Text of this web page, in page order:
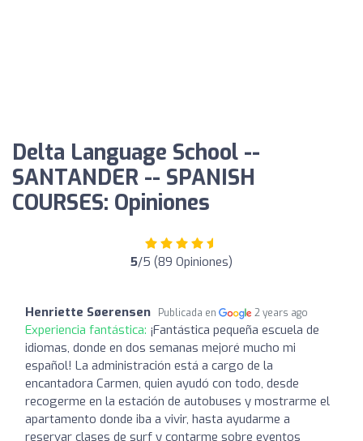
Delta Language School --
SANTANDER -- SPANISH
COURSES: Opiniones
5/5 (89 Opiniones)
Henriette Søerensen Publicada en 2 years ago
Experiencia fantástica: ¡Fantástica pequeña escuela de
idiomas, donde en dos semanas mejoré mucho mi
español! La administración está a cargo de la
encantadora Carmen, quien ayudó con todo, desde
recogerme en la estación de autobuses y mostrarme el
apartamento donde iba a vivir, hasta ayudarme a
reservar clases de surf y contarme sobre eventos